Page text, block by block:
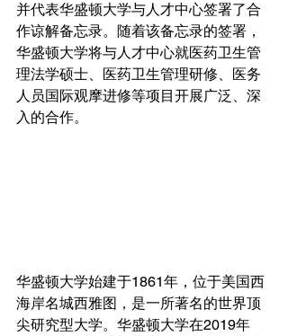
并代表华盛顿大学与人才中心签署了合
作谅解备忘录。随着该备忘录的签署，
华盛顿大学将与人才中心就医药卫生管
理法学硕士、医药卫生管理研修、医务
人员国际观摩进修等项目开展广泛、深
入的合作。
华盛顿大学始建于1861年，位于美国西
海岸名城西雅图，是一所著名的世界顶
尖研究型大学。华盛顿大学在2019年